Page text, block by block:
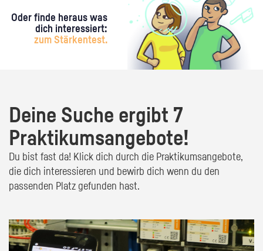
Oder finde heraus was
dich interessiert:
zum Stärkentest.
Deine Suche ergibt 7
Praktikumsangebote!
Du bist fast da! Klick dich durch die Praktikumsangebote,
die dich interessieren und bewirb dich wenn du den
passenden Platz gefunden hast.